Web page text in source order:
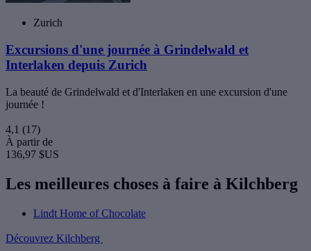
Zurich
Excursions d'une journée à Grindelwald et
Interlaken depuis Zurich
La beauté de Grindelwald et d'Interlaken en une excursion d'une
journée !
4,1 (17)
À partir de
136,97 $US
Les meilleures choses à faire à Kilchberg
Lindt Home of Chocolate
Découvrez Kilchberg